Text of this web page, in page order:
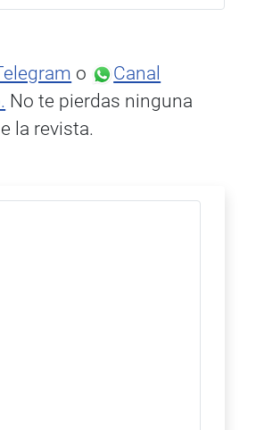
o
Canal
No te pierdas ninguna
la revista.